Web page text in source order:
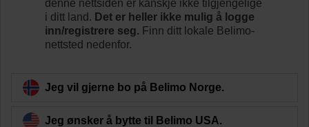
Lær mer
Tilbake til produktkategori
denne nettsiden er kanskje ikke tilgjengelige
i ditt land. Det er heller ikke mulig å logge
inn/registrere seg. Finn ditt lokale Belimo-
nettsted nedenfor.
Jeg vil gjerne bo på Belimo Norge.
Jeg ønsker å bytte til Belimo USA.